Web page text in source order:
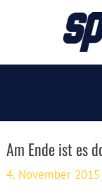
Am Ende ist es
4. November